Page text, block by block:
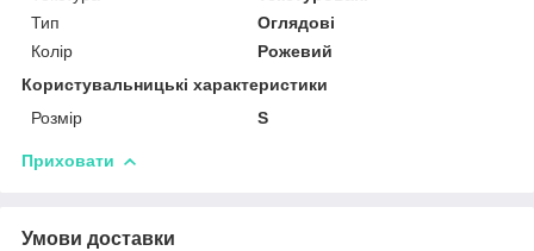
Тип
Оглядові
Колір
Рожевий
Користувальницькі характеристики
Розмір
S
Приховати
Умови доставки